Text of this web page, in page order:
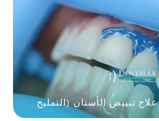
علاج تبييض الأسنان (التمليح